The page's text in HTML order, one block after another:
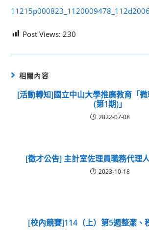
Post Views: 230
相關內容
[活動轉知]國立中山大學推廣教育「
(第1期)」
2022-07-08
[徵才公告] 主計室佐理員職務代理
2023-10-18
[校內競賽]114（上）第5週整潔、